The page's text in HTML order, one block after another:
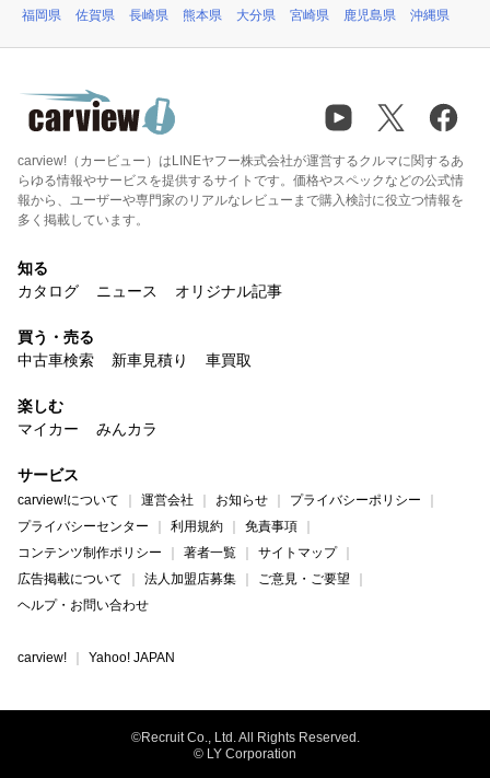
福岡県
佐賀県 長崎県 熊本県 大分県 宮崎県 鹿児島県 沖縄県
carview!（カービュー）はLINEヤフー株式会社が運営するクルマに関するあ
らゆる情報やサービスを提供するサイトです。価格やスペックなどの公式情
報から、ユーザーや専門家のリアルなレビューまで購入検討に役立つ情報を
多く掲載しています。
知る
カタログ
ニュース オリジナル記事
買う・売る
中古車検索
新車見積り 車買取
楽しむ
マイカー
みんカラ
サービス
carview!について 運営会社 お知らせ
プライバシーポリシー
プライバシーセンター
利用規約
免責事項
コンテンツ制作ポリシー
著者一覧
サイトマップ
広告掲載について
法人加盟店募集
ご意見・ご要望
ヘルプ・お問い合わせ
carview! Yahoo! JAPAN
©Recruit Co., Ltd. All Rights Reserved.
© LY Corporation